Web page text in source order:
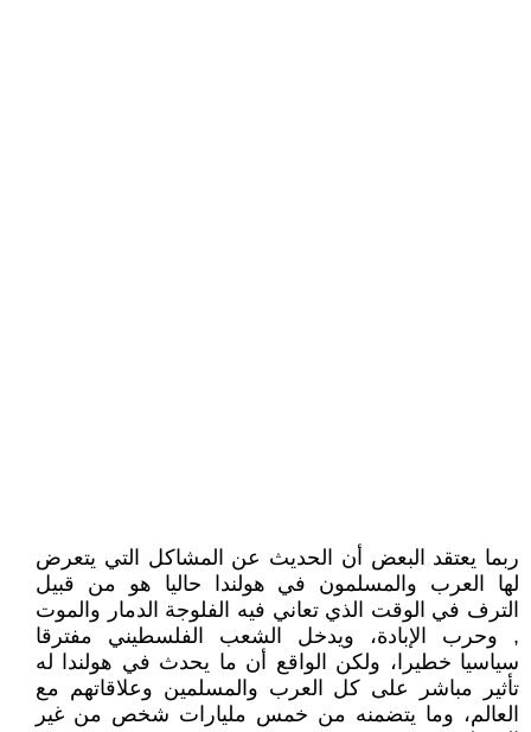
ربما يعتقد البعض أن الحديث عن المشاكل التي يتعرض
لها العرب والمسلمون في هولندا حاليا هو من قبيل
الترف في الوقت الذي تعاني فيه الفلوجة الدمار والموت
, وحرب الإبادة، ويدخل الشعب الفلسطيني مفترقا
سياسيا خطيرا، ولكن الواقع أن ما يحدث في هولندا له
تأثير مباشر على كل العرب والمسلمين وعلاقاتهم مع
العالم، وما يتضمنه من خمس مليارات شخص من غير